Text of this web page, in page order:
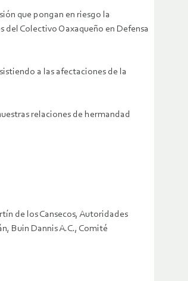
que pongan en riesgo la
del Colectivo Oaxaqueño en Defensa
a las afectaciones de la
relaciones de hermandad
de los Cansecos, Autoridades
Buin Dannis A.C., Comité